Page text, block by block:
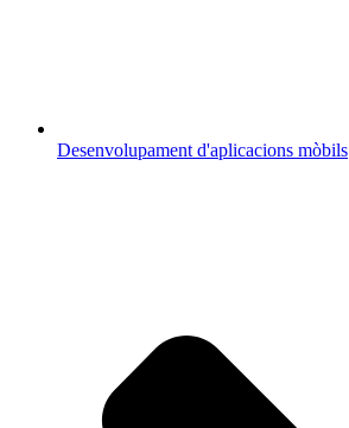
Desenvolupament d'aplicacions mòbils